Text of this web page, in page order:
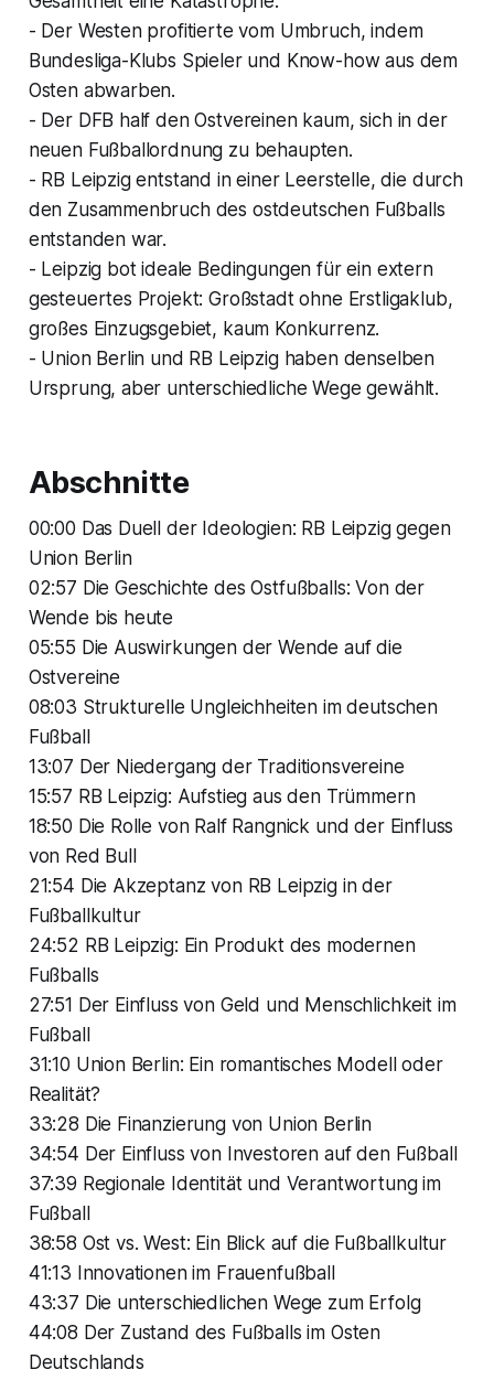
- Der Westen profitierte vom Umbruch, indem
Bundesliga-Klubs Spieler und Know-how aus dem
Osten abwarben.
- Der DFB half den Ostvereinen kaum, sich in der
neuen Fußballordnung zu behaupten.
- RB Leipzig entstand in einer Leerstelle, die durch
den Zusammenbruch des ostdeutschen Fußballs
entstanden war.
- Leipzig bot ideale Bedingungen für ein extern
gesteuertes Projekt: Großstadt ohne Erstligaklub,
großes Einzugsgebiet, kaum Konkurrenz.
- Union Berlin und RB Leipzig haben denselben
Ursprung, aber unterschiedliche Wege gewählt.
Abschnitte
00:00 Das Duell der Ideologien: RB Leipzig gegen
Union Berlin
02:57 Die Geschichte des Ostfußballs: Von der
Wende bis heute
05:55 Die Auswirkungen der Wende auf die
Ostvereine
08:03 Strukturelle Ungleichheiten im deutschen
Fußball
13:07 Der Niedergang der Traditionsvereine
15:57 RB Leipzig: Aufstieg aus den Trümmern
18:50 Die Rolle von Ralf Rangnick und der Einfluss
von Red Bull
21:54 Die Akzeptanz von RB Leipzig in der
Fußballkultur
24:52 RB Leipzig: Ein Produkt des modernen
Fußballs
27:51 Der Einfluss von Geld und Menschlichkeit im
Fußball
31:10 Union Berlin: Ein romantisches Modell oder
Realität?
33:28 Die Finanzierung von Union Berlin
34:54 Der Einfluss von Investoren auf den Fußball
37:39 Regionale Identität und Verantwortung im
Fußball
38:58 Ost vs. West: Ein Blick auf die Fußballkultur
41:13 Innovationen im Frauenfußball
43:37 Die unterschiedlichen Wege zum Erfolg
44:08 Der Zustand des Fußballs im Osten
Deutschlands